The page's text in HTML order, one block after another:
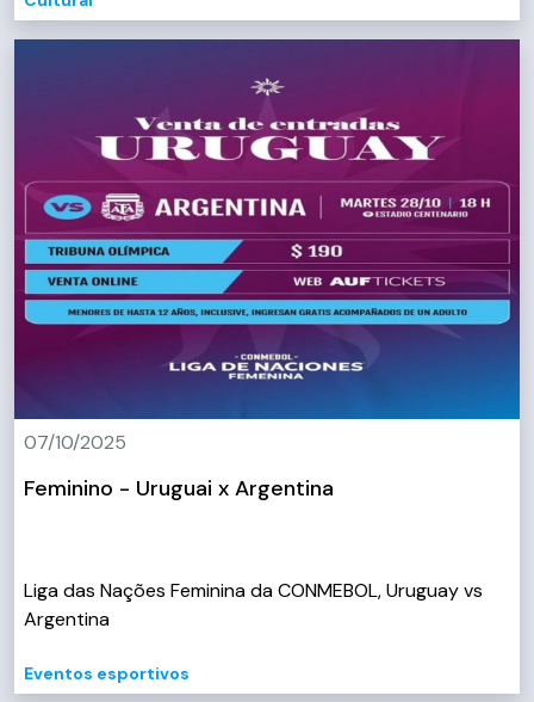
07/10/2025
Feminino - Uruguai x Argentina
Liga das Nações Feminina da CONMEBOL, Uruguay vs
Argentina
Eventos esportivos